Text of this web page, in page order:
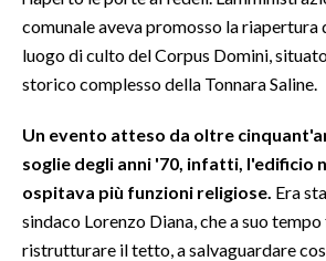
EVENTI
#CARAUNIONE
3 MINUTI CON
INSULARITÀ
INFO AZIENDE
comunale aveva promosso la riapertura
luogo di culto del Corpus Domini,
storico complesso della Tonnara Saline.
Un evento atteso da oltre
soglie degli anni '70, infatti, l'edificio
ospitava più funzioni religiose. Era
sindaco Lorenzo Diana, che a suo
ristrutturare il tetto, a salvaguardare